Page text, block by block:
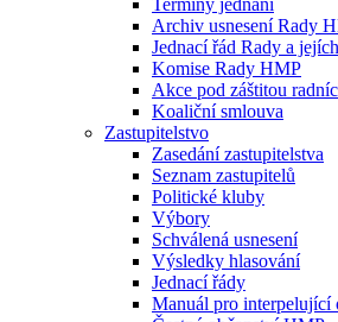
Termíny jednání
Archiv usnesení Rady
Jednací řád Rady a
Komise Rady HMP
Akce pod záštitou
Koaliční smlouva
Zastupitelstvo
Zasedání zastupitelstva
Seznam zastupitelů
Politické kluby
Výbory
Schválená usnesení
Výsledky hlasování
Jednací řády
Manuál pro interpelující